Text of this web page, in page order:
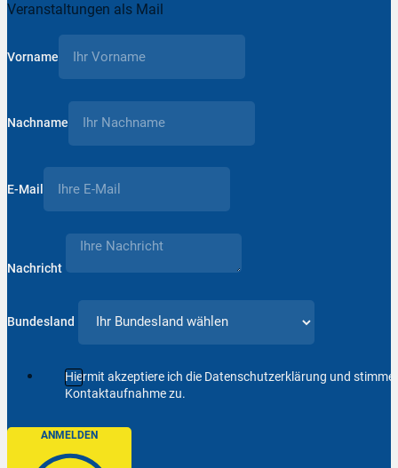
Veranstaltungen als Mail
Vorname
Nachname
E-Mail
Nachricht
Bundesland
Hiermit akzeptiere ich die Datenschutzerklärung und
Kontaktaufnahme zu.
ANMELDEN